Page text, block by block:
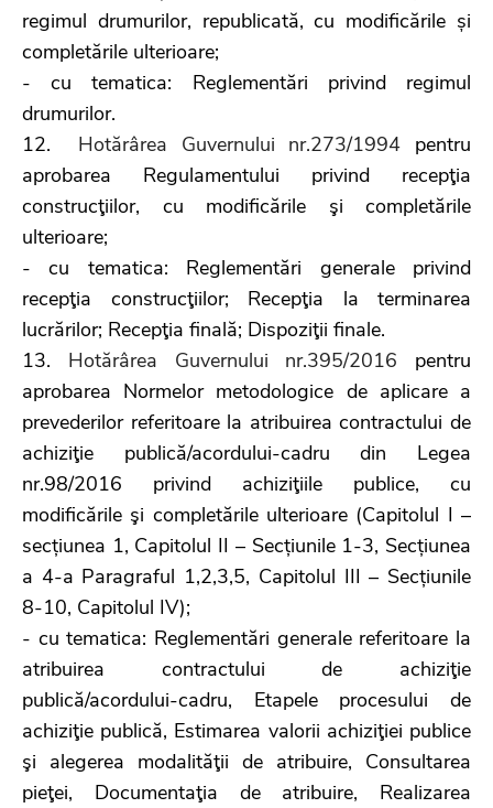
regimul drumurilor, republicată, cu modificările și
completările ulterioare;
- cu tematica: Reglementări privind regimul
drumurilor.
12. Hotărârea Guvernului nr.273/1994 pentru
aprobarea Regulamentului privind recepţia
construcţiilor, cu modificările şi completările
ulterioare;
- cu tematica: Reglementări generale privind
recepţia construcţiilor; Recepţia la terminarea
lucrărilor; Recepţia finală; Dispoziţii finale.
13. Hotărârea Guvernului nr.395/2016 pentru
aprobarea Normelor metodologice de aplicare a
prevederilor referitoare la atribuirea contractului de
achiziţie publică/acordului-cadru din Legea
nr.98/2016 privind achiziţiile publice, cu
modificările şi completările ulterioare (Capitolul I –
secțiunea 1, Capitolul II – Secțiunile 1-3, Secțiunea
a 4-a Paragraful 1,2,3,5, Capitolul III – Secțiunile
8-10, Capitolul IV);
- cu tematica: Reglementări generale referitoare la
atribuirea contractului de achiziţie
publică/acordului-cadru, Etapele procesului de
achiziţie publică, Estimarea valorii achiziţiei publice
şi alegerea modalităţii de atribuire, Consultarea
pieţei, Documentaţia de atribuire, Realizarea